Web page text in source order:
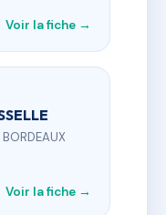
Voir la fiche →
Voir la fiche →